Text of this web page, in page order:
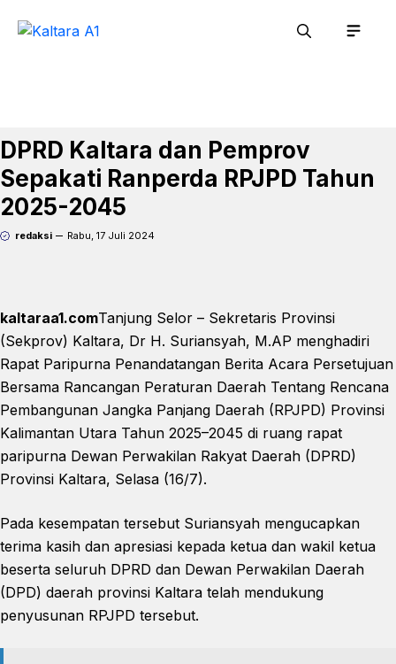
DPRD Kaltara dan Pemprov
Sepakati Ranperda RPJPD Tahun
2025-2045
redaksi Rabu, 17 Juli 2024
kaltaraa1.comTanjung Selor – Sekretaris Provinsi
(Sekprov) Kaltara, Dr H. Suriansyah, M.AP menghadiri
Rapat Paripurna Penandatangan Berita Acara Persetujuan
Bersama Rancangan Peraturan Daerah Tentang Rencana
Pembangunan Jangka Panjang Daerah (RPJPD) Provinsi
Kalimantan Utara Tahun 2025–2045 di ruang rapat
paripurna Dewan Perwakilan Rakyat Daerah (DPRD)
Provinsi Kaltara, Selasa (16/7).
Pada kesempatan tersebut Suriansyah mengucapkan
terima kasih dan apresiasi kepada ketua dan wakil ketua
beserta seluruh DPRD dan Dewan Perwakilan Daerah
(DPD) daerah provinsi Kaltara telah mendukung
penyusunan RPJPD tersebut.